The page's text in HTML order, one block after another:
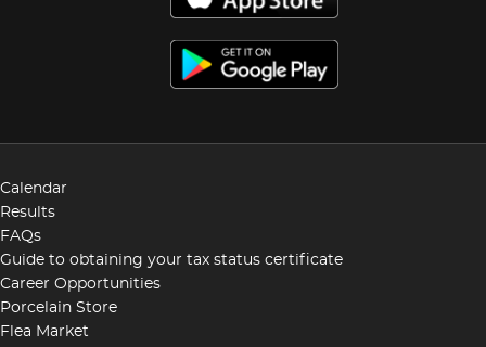
Calendar
Results
FAQs
Guide to obtaining your tax status certificate
Career Opportunities
Porcelain Store
Flea Market